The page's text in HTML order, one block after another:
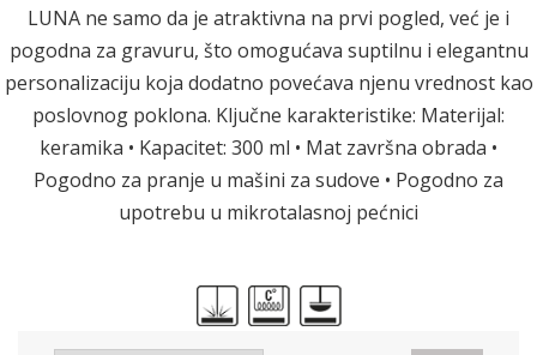
LUNA ne samo da je atraktivna na prvi pogled, već je i
pogodna za gravuru, što omogućava suptilnu i elegantnu
personalizaciju koja dodatno povećava njenu vrednost kao
poslovnog poklona. Ključne karakteristike: Materijal:
keramika • Kapacitet: 300 ml • Mat završna obrada •
Pogodno za pranje u mašini za sudove • Pogodno za
upotrebu u mikrotalasnoj pećnici